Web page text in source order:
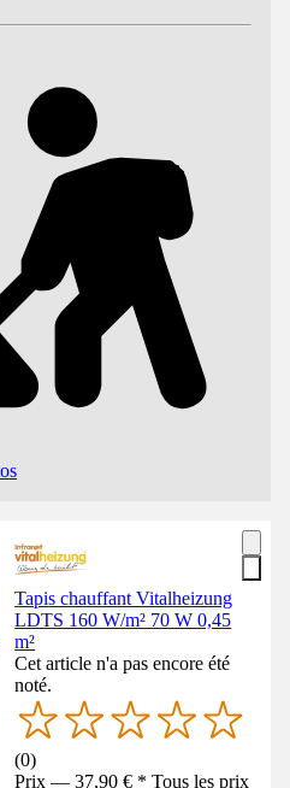
Tapis chauffant Vitalheizung
LDTS 160 W/m² 70 W 0,45
m²
Cet article n'a pas encore été
noté.
(0)
Prix — 37,90 € * Tous les prix